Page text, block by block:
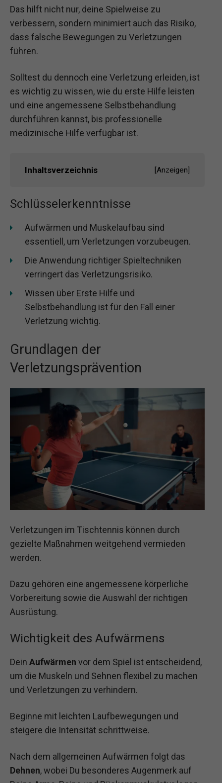
Das hilft nicht nur, deine Spielweise zu
verbessern, sondern minimiert auch das Risiko,
dass falsche Bewegungen zu Verletzungen
führen.
Solltest du dennoch eine Verletzung erleiden, ist
es wichtig zu wissen, wie du erste Hilfe leisten
und eine angemessene Selbstbehandlung
durchführen kannst, bis professionelle
medizinische Hilfe verfügbar ist.
Inhaltsverzeichnis [Anzeigen]
Schlüsselerkenntnisse
Aufwärmen und Muskelaufbau sind
essentiell, um Verletzungen vorzubeugen.
Die Anwendung richtiger Spieltechniken
verringert das Verletzungsrisiko.
Wissen über Erste Hilfe und
Selbstbehandlung ist für den Fall einer
Verletzung wichtig.
Grundlagen der
Verletzungsprävention
Verletzungen im Tischtennis können durch
gezielte Maßnahmen weitgehend vermieden
werden.
Dazu gehören eine angemessene körperliche
Vorbereitung sowie die Auswahl der richtigen
Ausrüstung.
Wichtigkeit des Aufwärmens
Dein Aufwärmen vor dem Spiel ist entscheidend,
um die Muskeln und Sehnen flexibel zu machen
und Verletzungen zu verhindern.
Beginne mit leichten Laufbewegungen und
steigere die Intensität schrittweise.
Nach dem allgemeinen Aufwärmen folgt das
Dehnen, wobei Du besonderes Augenmerk auf